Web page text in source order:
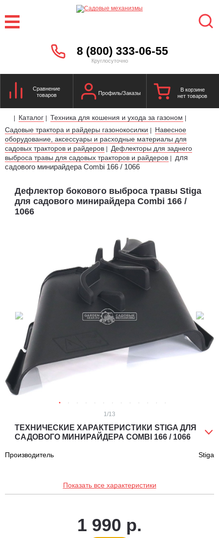
8 (800) 333-06-55
Круглосуточно
Сравнение
товаров
Профиль/Заказы
В корзине
нет товаров
| Каталог | Техника для кошения и ухода за газоном |
Садовые трактора и райдеры газонокосилки |
Навесное
оборудование, аксессуары и расходные материалы для
садовых тракторов и райдеров |
Дефлекторы для заднего
выброса травы для садовых тракторов и райдеров |
для
садового минирайдера Combi 166 / 1066
Дефлектор бокового выброса травы Stiga
для садового минирайдера Combi 166 /
1066
1 /13
ТЕХНИЧЕСКИЕ ХАРАКТЕРИСТИКИ STIGA ДЛЯ
САДОВОГО МИНИРАЙДЕРА COMBI 166 / 1066
Производитель Stiga
Показать все характеристики
1 990 р.